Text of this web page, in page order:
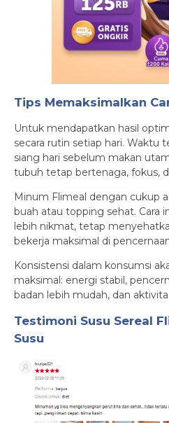
Tips Memaksimalkan
Untuk mendapatkan hasil
secara rutin setiap hari. Waktu
siang hari sebelum makan
tubuh tetap bertenaga, fokus,
Minum Flimeal dengan cukup
buah atau topping sehat. Cara
lebih nikmat, tetap
bekerja maksimal di
Konsistensi dalam konsumsi
maksimal: energi stabil,
badan lebih mudah, dan
Testimoni Susu Sereal
Susu